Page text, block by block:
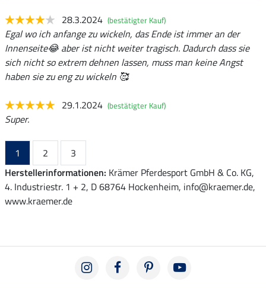
28.3.2024 (bestätigter Kauf)
Egal wo ich anfange zu wickeln, das Ende ist immer an der
Innenseite😂 aber ist nicht weiter tragisch. Dadurch dass sie
sich nicht so extrem dehnen lassen, muss man keine Angst
haben sie zu eng zu wickeln 🥰
29.1.2024 (bestätigter Kauf)
Super.
1 2
3
Herstellerinformationen: Krämer Pferdesport GmbH & Co. KG,
4. Industriestr. 1 + 2, D 68764 Hockenheim, info@kraemer.de,
www.kraemer.de